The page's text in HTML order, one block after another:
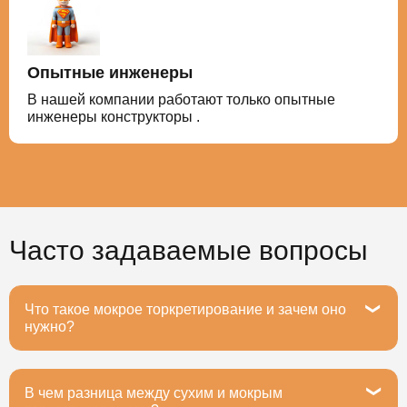
Опытные инженеры
В нашей компании работают только опытные
инженеры конструкторы .
Часто задаваемые вопросы
Что такое мокрое торкретирование и зачем оно
нужно?
Мокрое торкретирование — это метод нанесения
В чем разница между сухим и мокрым